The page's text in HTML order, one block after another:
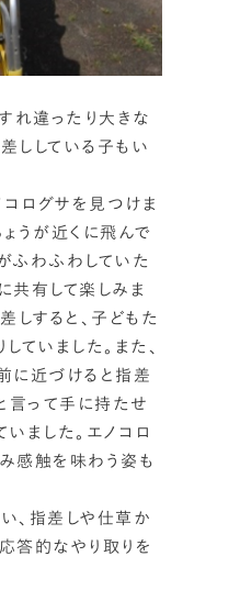
れ違ったり大きな
ししている子もい
ログサを見つけま
うが近くに飛んで
ふわふわしていた
共有して楽しみま
しすると、子どもた
ていました。また、
に近づけると指差
言って手に持たせ
ました。エノコロ
感触を味わう姿も
、指差しや仕草か
答的なやり取りを